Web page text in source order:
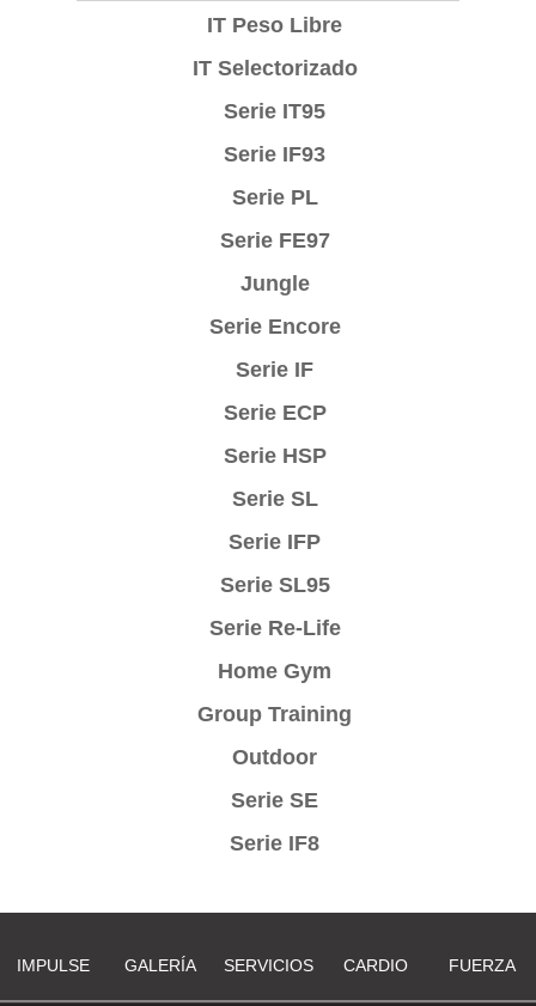
IT Peso Libre
IT Selectorizado
Serie IT95
Serie IF93
Serie PL
Serie FE97
Jungle
Serie Encore
Serie IF
Serie ECP
Serie HSP
Serie SL
Serie IFP
Serie SL95
Serie Re-Life
Home Gym
Group Training
Outdoor
Serie SE
Serie IF8
FUERZA
CARDIO
SERVICIOS
GALERÍA
IMPULSE